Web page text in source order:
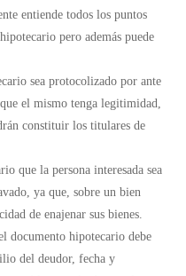
entiende todos los puntos
pero además puede
sea protocolizado por ante
el mismo tenga legitimidad,
constituir los titulares de
que la persona interesada sea
ya que, sobre un bien
de enajenar sus bienes.
documento hipotecario debe
del deudor, fecha y